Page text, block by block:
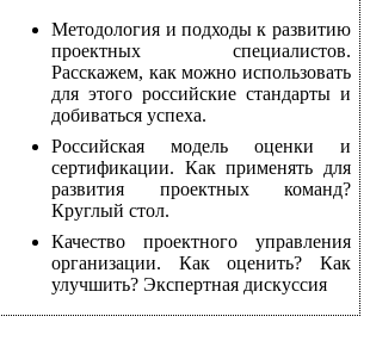
Методология и подходы к развитию
проектных специалистов.
Расскажем, как можно использовать
для этого российские стандарты и
добиваться успеха.
Российская модель оценки и
сертификации. Как применять для
развития проектных команд?
Круглый стол.
Качество проектного управления
организации. Как оценить? Как
улучшить? Экспертная дискуссия